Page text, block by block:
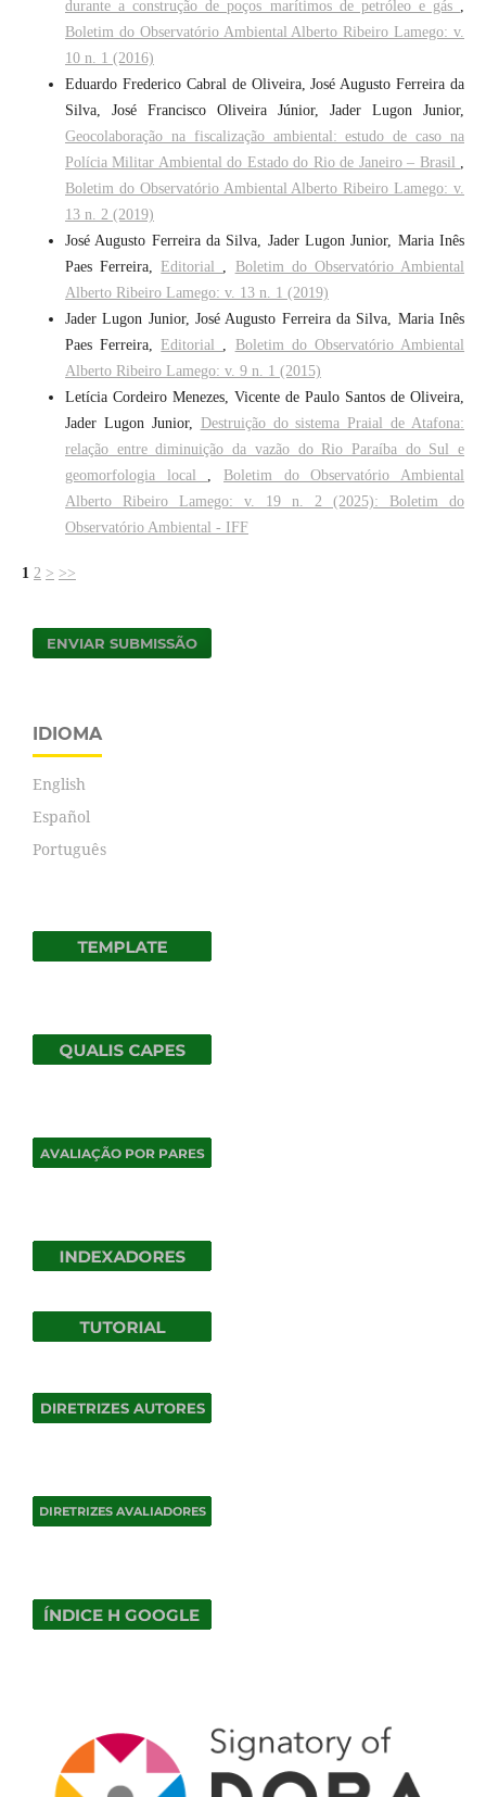
durante a construção de poços marítimos de petróleo e gás ,
Boletim do Observatório Ambiental Alberto Ribeiro Lamego: v.
10 n. 1 (2016)
Eduardo Frederico Cabral de Oliveira, José Augusto Ferreira da
Silva, José Francisco Oliveira Júnior, Jader Lugon Junior,
Geocolaboração na fiscalização ambiental: estudo de caso na
Polícia Militar Ambiental do Estado do Rio de Janeiro – Brasil ,
Boletim do Observatório Ambiental Alberto Ribeiro Lamego: v.
13 n. 2 (2019)
José Augusto Ferreira da Silva, Jader Lugon Junior, Maria Inês
Paes Ferreira, Editorial , Boletim do Observatório Ambiental
Alberto Ribeiro Lamego: v. 13 n. 1 (2019)
Jader Lugon Junior, José Augusto Ferreira da Silva, Maria Inês
Paes Ferreira, Editorial , Boletim do Observatório Ambiental
Alberto Ribeiro Lamego: v. 9 n. 1 (2015)
Letícia Cordeiro Menezes, Vicente de Paulo Santos de Oliveira,
Jader Lugon Junior, Destruição do sistema Praial de Atafona:
relação entre diminuição da vazão do Rio Paraíba do Sul e
geomorfologia local , Boletim do Observatório Ambiental
Alberto Ribeiro Lamego: v. 19 n. 2 (2025): Boletim do
Observatório Ambiental - IFF
1 2 > >>
ENVIAR SUBMISSÃO
IDIOMA
English
Español
Português